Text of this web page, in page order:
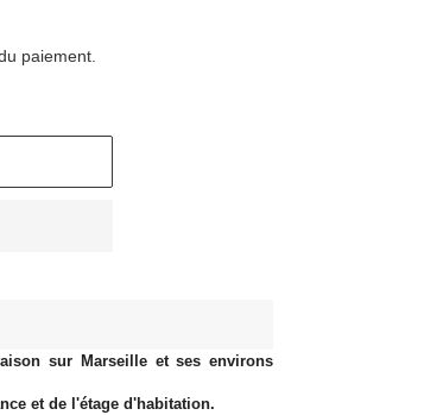
paiement.
sur Marseille et ses environs
et de l'étage d'habitation.